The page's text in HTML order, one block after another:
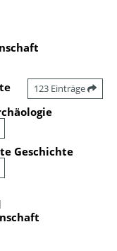
123 Einträge
Geschichte